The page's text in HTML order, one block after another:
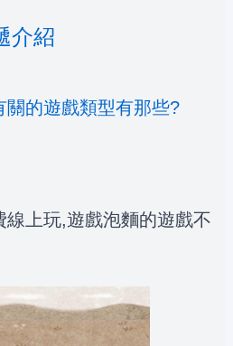
介紹
關的遊戲類型有那些?
線上玩,遊戲泡麵的遊戲不